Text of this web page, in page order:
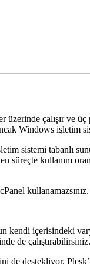
çalışır ve
Windows işletim
sistemi tabanlı
süreçte kullanım
kullanamazsınız.
kendi içerisindeki
de çalıştırabilirsiniz.
de destekliyor.